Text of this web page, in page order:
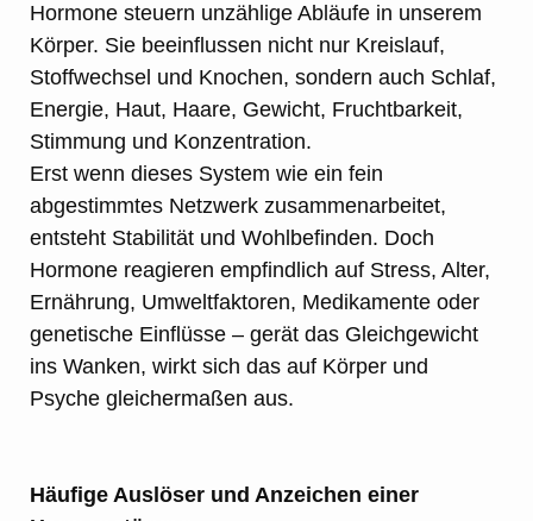
Hormone steuern unzählige Abläufe in unserem
Körper. Sie beeinflussen nicht nur Kreislauf,
Stoffwechsel und Knochen, sondern auch Schlaf,
Energie, Haut, Haare, Gewicht, Fruchtbarkeit,
Stimmung und Konzentration.
Erst wenn dieses System wie ein fein
abgestimmtes Netzwerk zusammenarbeitet,
entsteht Stabilität und Wohlbefinden. Doch
Hormone reagieren empfindlich auf Stress, Alter,
Ernährung, Umweltfaktoren, Medikamente oder
genetische Einflüsse – gerät das Gleichgewicht
ins Wanken, wirkt sich das auf Körper und
Psyche gleichermaßen aus.
Häufige Auslöser und Anzeichen einer